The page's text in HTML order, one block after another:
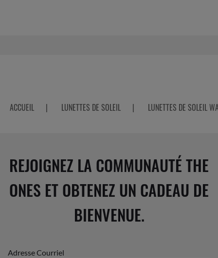
ACCUEIL | LUNETTES DE SOLEIL | LUNETTES DE SOLEIL
REJOIGNEZ LA COMMUNAUTÉ THE
ONES ET OBTENEZ UN CADEAU DE
BIENVENUE.
Adresse Courriel